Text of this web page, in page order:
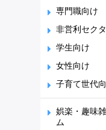
専門職向け
非営利セク
学生向け
女性向け
子育て世代
娯楽・趣味
ム